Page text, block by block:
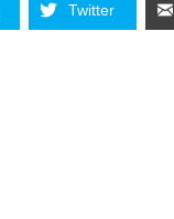
Twitter